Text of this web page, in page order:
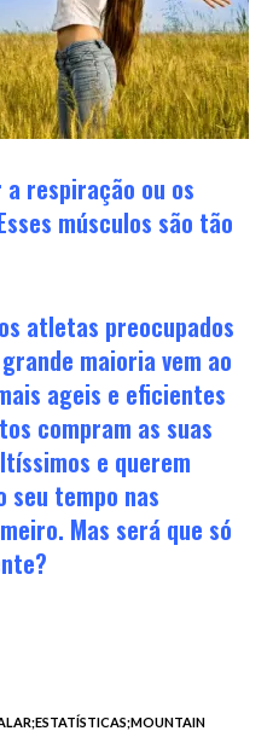
respiração ou os
músculos são tão
atletas preocupados
maioria vem ao
ageis e eficientes
compram as suas
e querem
seu tempo nas
Mas será que só